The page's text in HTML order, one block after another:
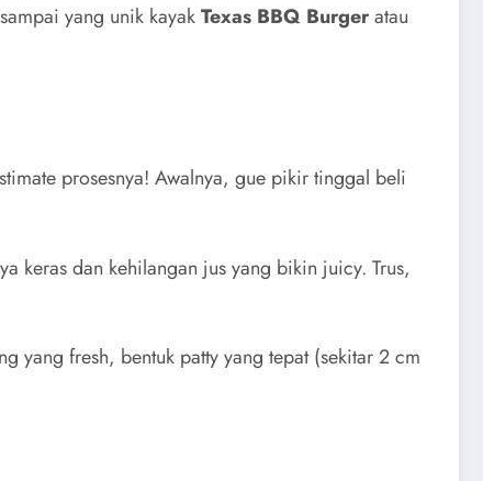
yang unik kayakTexas BBQ Burgeratau
prosesnya! Awalnya, gue pikir tinggal beli
keras dan kehilangan jus yang bikin juicy. Trus,
yang fresh, bentuk patty yang tepat (sekitar 2 cm